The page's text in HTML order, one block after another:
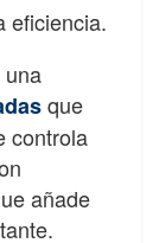
eficiencia.
una
que
controla
añade